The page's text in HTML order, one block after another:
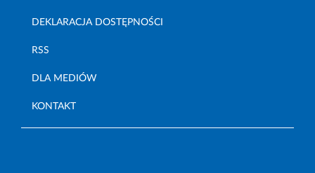
DEKLARACJA DOSTĘPNOŚCI
RSS
DLA MEDIÓW
KONTAKT